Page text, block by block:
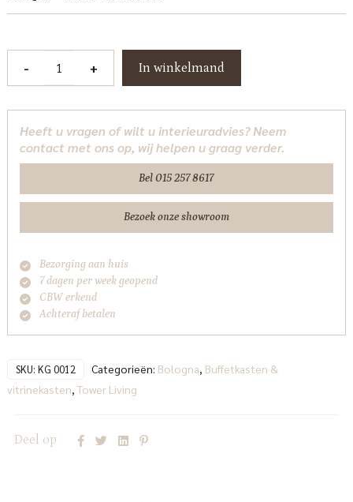
-
Vitrinekast
cm
Tower
Living
+ In winkelmand
Heeft u vragen of wilt u interieuradvies? Neem
contact met ons op, wij helpen u graag verder.
Bel 015 257 8617
Bezoek onze showroom
Bezorging aan huis
7 dagen per week geopend
CBW erkend
Achteraf betalen
SKU: KG 0012 Categorieën: Bologna Buffetkasten &
vitrinekasten Tower Living
Deel op